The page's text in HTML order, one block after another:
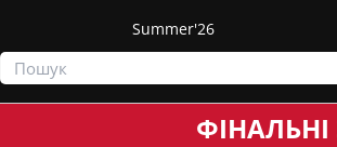
Summer'26